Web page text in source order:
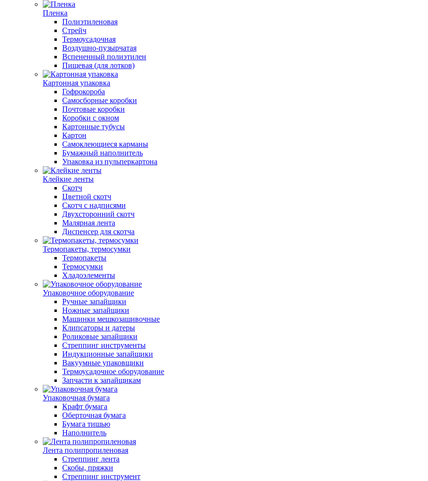
Пленка
Полиэтиленовая
Стрейч
Термоусадочная
Воздушно-пузырчатая
Вспененный полиэтилен
Пищевая (для лотков)
Картонная упаковка
Гофрокороба
Самосборные коробки
Почтовые коробки
Коробки с окном
Картонные тубусы
Картон
Самоклеющиеся карманы
Бумажный наполнитель
Упаковка из пульперкартона
Клейкие ленты
Скотч
Цветной скотч
Скотч с надписями
Двухсторонний скотч
Малярная лента
Диспенсер для скотча
Термопакеты, термосумки
Термопакеты
Термосумки
Хладоэлементы
Упаковочное оборудование
Ручные запайщики
Ножные запайщики
Машинки мешкозашивочные
Клипсаторы и датеры
Роликовые запайщики
Стреппинг инструменты
Индукционные запайщики
Вакуумные упаковщики
Термоусадочное оборудование
Запчасти к запайщикам
Упаковочная бумага
Крафт бумага
Оберточная бумага
Бумага тишью
Наполнитель
Лента полипропиленовая
Стреппинг лента
Скобы, пряжки
Стреппинг инструмент